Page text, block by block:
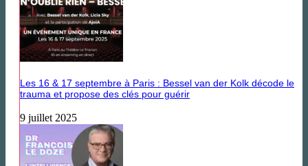
Les 16 & 17 septembre à Paris : Bessel van der Kolk décode le
trauma et propose des clés pour guérir
9 juillet 2025